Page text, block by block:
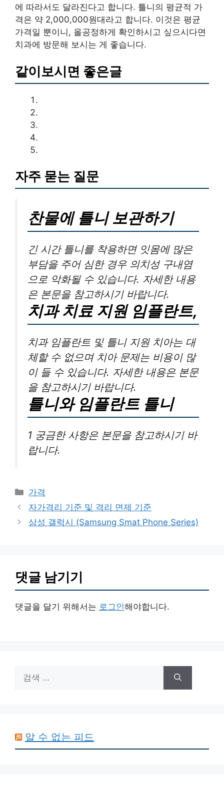
에 따라서도 달라진다고 합니다. 틀니의 평균적 가
격은 약 2,000,000원대라고 합니다. 이것은 평균
가격일 뿐이니, 올공정하게 확인하시고 싶으시다면
치과에 방문해 보시는 게 좋습니다.
같이보시면 좋은글
자주 묻는 질문
찬물에 틀니 보관하기
긴 시간 틀니를 착용하면 잇몸에 많은
부담을 주어 심한 경우 의치성 구내염
으로 악화될 수 있습니다. 자세한 내용
은 본문을 참고하시기 바랍니다.
치과 치료 지원 임플란트,
치과 임플란트 및 틀니 지원 치아는 대
체할 수 없으며 치아 문제는 비용이 많
이 들 수 있습니다. 자세한 내용은 본문
을 참고하시기 바랍니다.
틀니와 임플란트 틀니
1 궁금한 사항은 본문을 참고하시기 바
랍니다.
카
테
리
가격
자가격리 기준 및 격리 면제 기준
삼성 갤럭시 (Samsung Smat Phone Series)
댓글 남기기
댓글을 달기 위해서는 로그인해야합니다.
색:
알 수 없는 피드